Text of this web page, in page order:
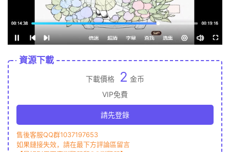
資源下載
下載價格 2 金币
VIP免費
請先登錄
售後客服QQ群1037197653
如果鏈接失效，請在最下方評論區留言